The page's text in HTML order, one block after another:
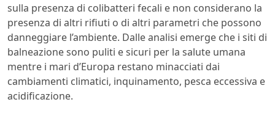
sulla presenza di colibatteri fecali e non considerano la
presenza di altri rifiuti o di altri parametri che possono
danneggiare l’ambiente. Dalle analisi emerge che i siti di
balneazione sono puliti e sicuri per la salute umana
mentre i mari d’Europa restano minacciati dai
cambiamenti climatici, inquinamento, pesca eccessiva e
acidificazione.